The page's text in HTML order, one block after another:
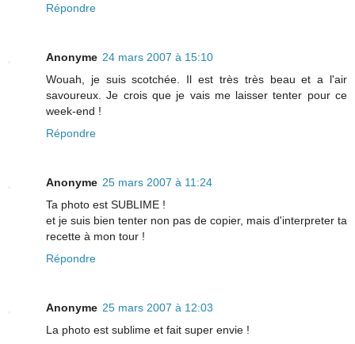
Répondre
Anonyme 24 mars 2007 à 15:10
Wouah, je suis scotchée. Il est très très beau et a l'air
savoureux. Je crois que je vais me laisser tenter pour ce
week-end !
Répondre
Anonyme 25 mars 2007 à 11:24
Ta photo est SUBLIME !
et je suis bien tenter non pas de copier, mais d'interpreter ta
recette à mon tour !
Répondre
Anonyme 25 mars 2007 à 12:03
La photo est sublime et fait super envie !